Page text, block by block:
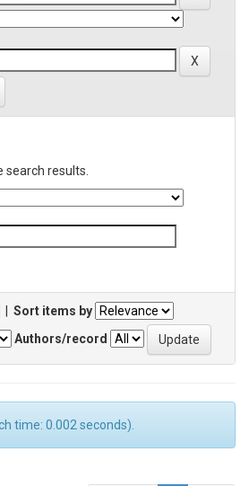
results.
Sort items by
Authors/record
time: 0.002 seconds).